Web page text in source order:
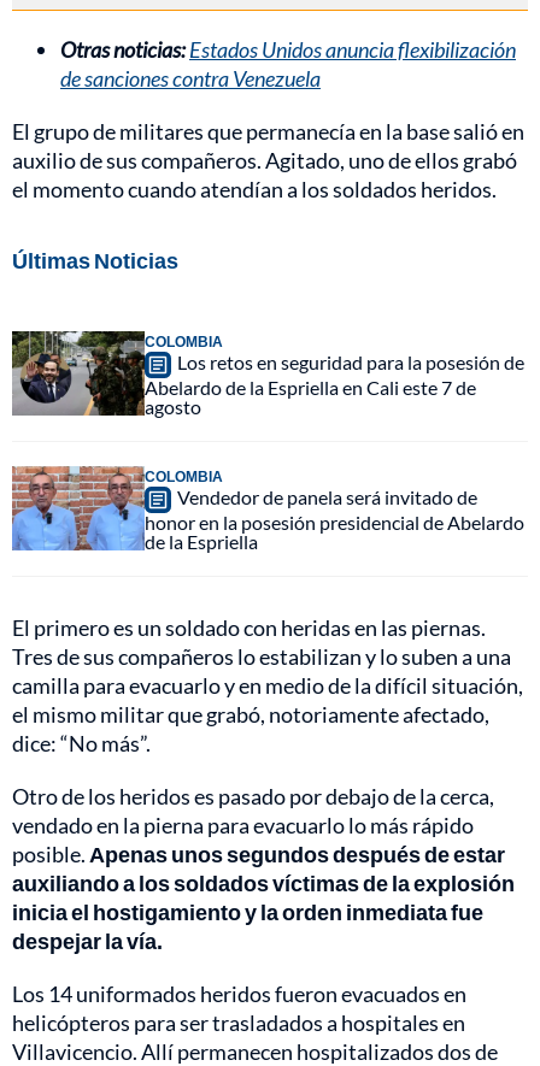
Otras noticias:Estados Unidos anuncia flexibilización
de sanciones contra Venezuela
El grupo de militares que permanecía en la base salió en
auxilio de sus compañeros. Agitado, uno de ellos grabó
el momento cuando atendían a los soldados heridos.
Últimas Noticias
COLOMBIA
Los retos en seguridad para la posesión de
Abelardo de la Espriella en Cali este 7 de
agosto
COLOMBIA
Vendedor de panela será invitado de
honor en la posesión presidencial de Abelardo
de la Espriella
El primero es un soldado con heridas en las piernas.
Tres de sus compañeros lo estabilizan y lo suben a una
camilla para evacuarlo y en medio de la difícil situación,
el mismo militar que grabó, notoriamente afectado,
dice: “No más”.
Otro de los heridos es pasado por debajo de la cerca,
vendado en la pierna para evacuarlo lo más rápido
posible. Apenas unos segundos después de estar
auxiliando a los soldados víctimas de la explosión
inicia el hostigamiento y la orden inmediata fue
despejar la vía.
Los 14 uniformados heridos fueron evacuados en
helicópteros para ser trasladados a hospitales en
Villavicencio. Allí permanecen hospitalizados dos de